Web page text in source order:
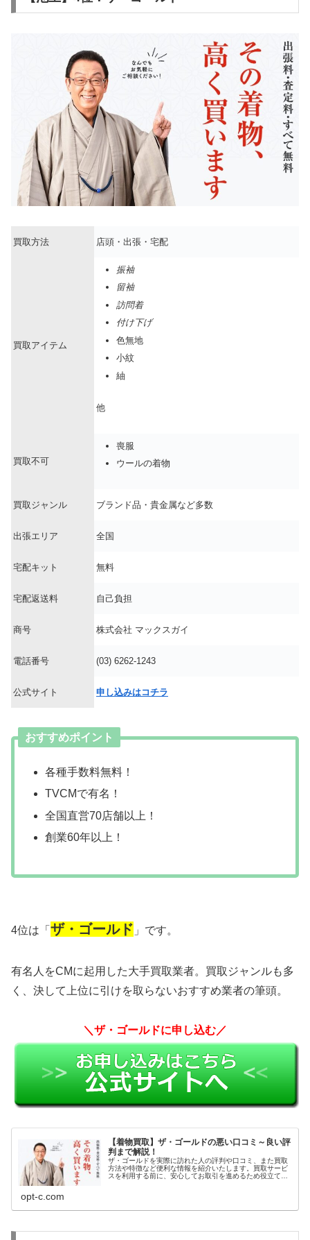
買取方法 店頭・出張・宅配
買取アイテム
振袖
留袖
訪問着
付け下げ
色無地
小紋
紬
他
買取不可
喪服
ウールの着物
買取ジャンル ブランド品・貴金属など多数
出張エリア 全国
宅配キット 無料
宅配返送料 自己負担
商号 株式会社 マックスガイ
電話番号 (03) 6262-1243
公式サイト 申し込みはコチラ
おすすめポイント
各種手数料無料！
TVCMで有名！
全国直営70店舗以上！
創業60年以上！
4位は「 ザ・ゴールド 」です。
有名人をCMに起用した大手買取業者。買取ジャンルも多
く、決して上位に引けを取らないおすすめ業者の筆頭。
＼ザ・ゴールドに申し込む／
【着物買取】ザ・ゴールドの悪い口コミ～良い評
判まで解説！
ザ・ゴールドを実際に訪れた人の評判や口コミ、また買取
方法や特徴など便利な情報を紹介いたします。買取サービ
スを利用する前に、安心してお取引を進めるため役立てて
opt-c.com